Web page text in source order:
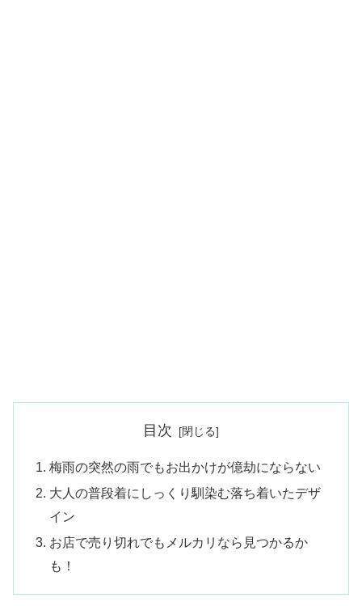
目次
梅雨の突然の雨でもお出かけが億劫にならない
大人の普段着にしっくり馴染む落ち着いたデザ
イン
お店で売り切れでもメルカリなら見つかるか
も！